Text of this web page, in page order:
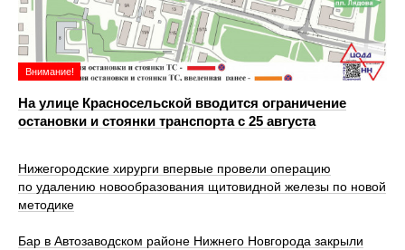
Внимание!
На улице Красносельской вводится ограничение
остановки и стоянки транспорта с 25 августа
Нижегородские хирурги впервые провели операцию
по удалению новообразования щитовидной железы по новой
методике
Бар в Автозаводском районе Нижнего Новгорода закрыли